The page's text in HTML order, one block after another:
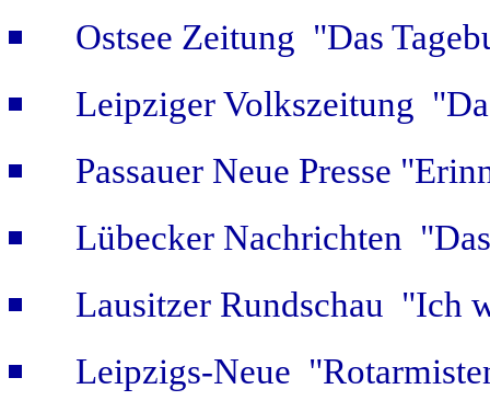
Ostsee Zeitung "Das
Leipziger Volkszeitung
Passauer Neue Presse
Lübecker Nachrichten
Lausitzer Rundschau "Ich
Leipzigs-Neue